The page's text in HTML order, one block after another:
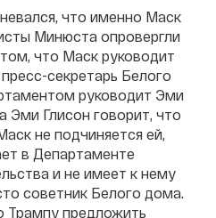
что именно Маск
Минюста опровергли
что Маск руководит
секретарь Белого
руководит Эми
Эми Глисон говорит, что
не подчиняется ей,
в Департаменте
и не имеет к нему
советник Белого дома.
Трампу предложить